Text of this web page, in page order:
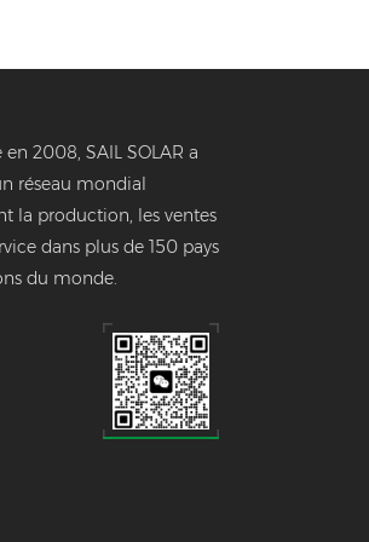
en 2008, SAIL SOLAR a
réseau mondial
la production, les ventes
dans plus de 150 pays
du monde.